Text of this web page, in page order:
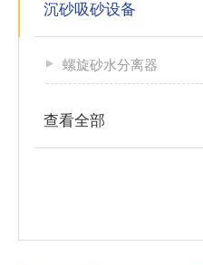
沉砂吸砂设备
螺旋砂水分离器
查看全部